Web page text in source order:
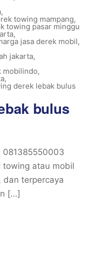
,
towing mampang,
towing pasar minggu
,
jasa derek mobil,
jakarta,
mobilindo,
,
derek lebak bulus
bulus
081385550003
towing atau mobil
dan terpercaya
[…]